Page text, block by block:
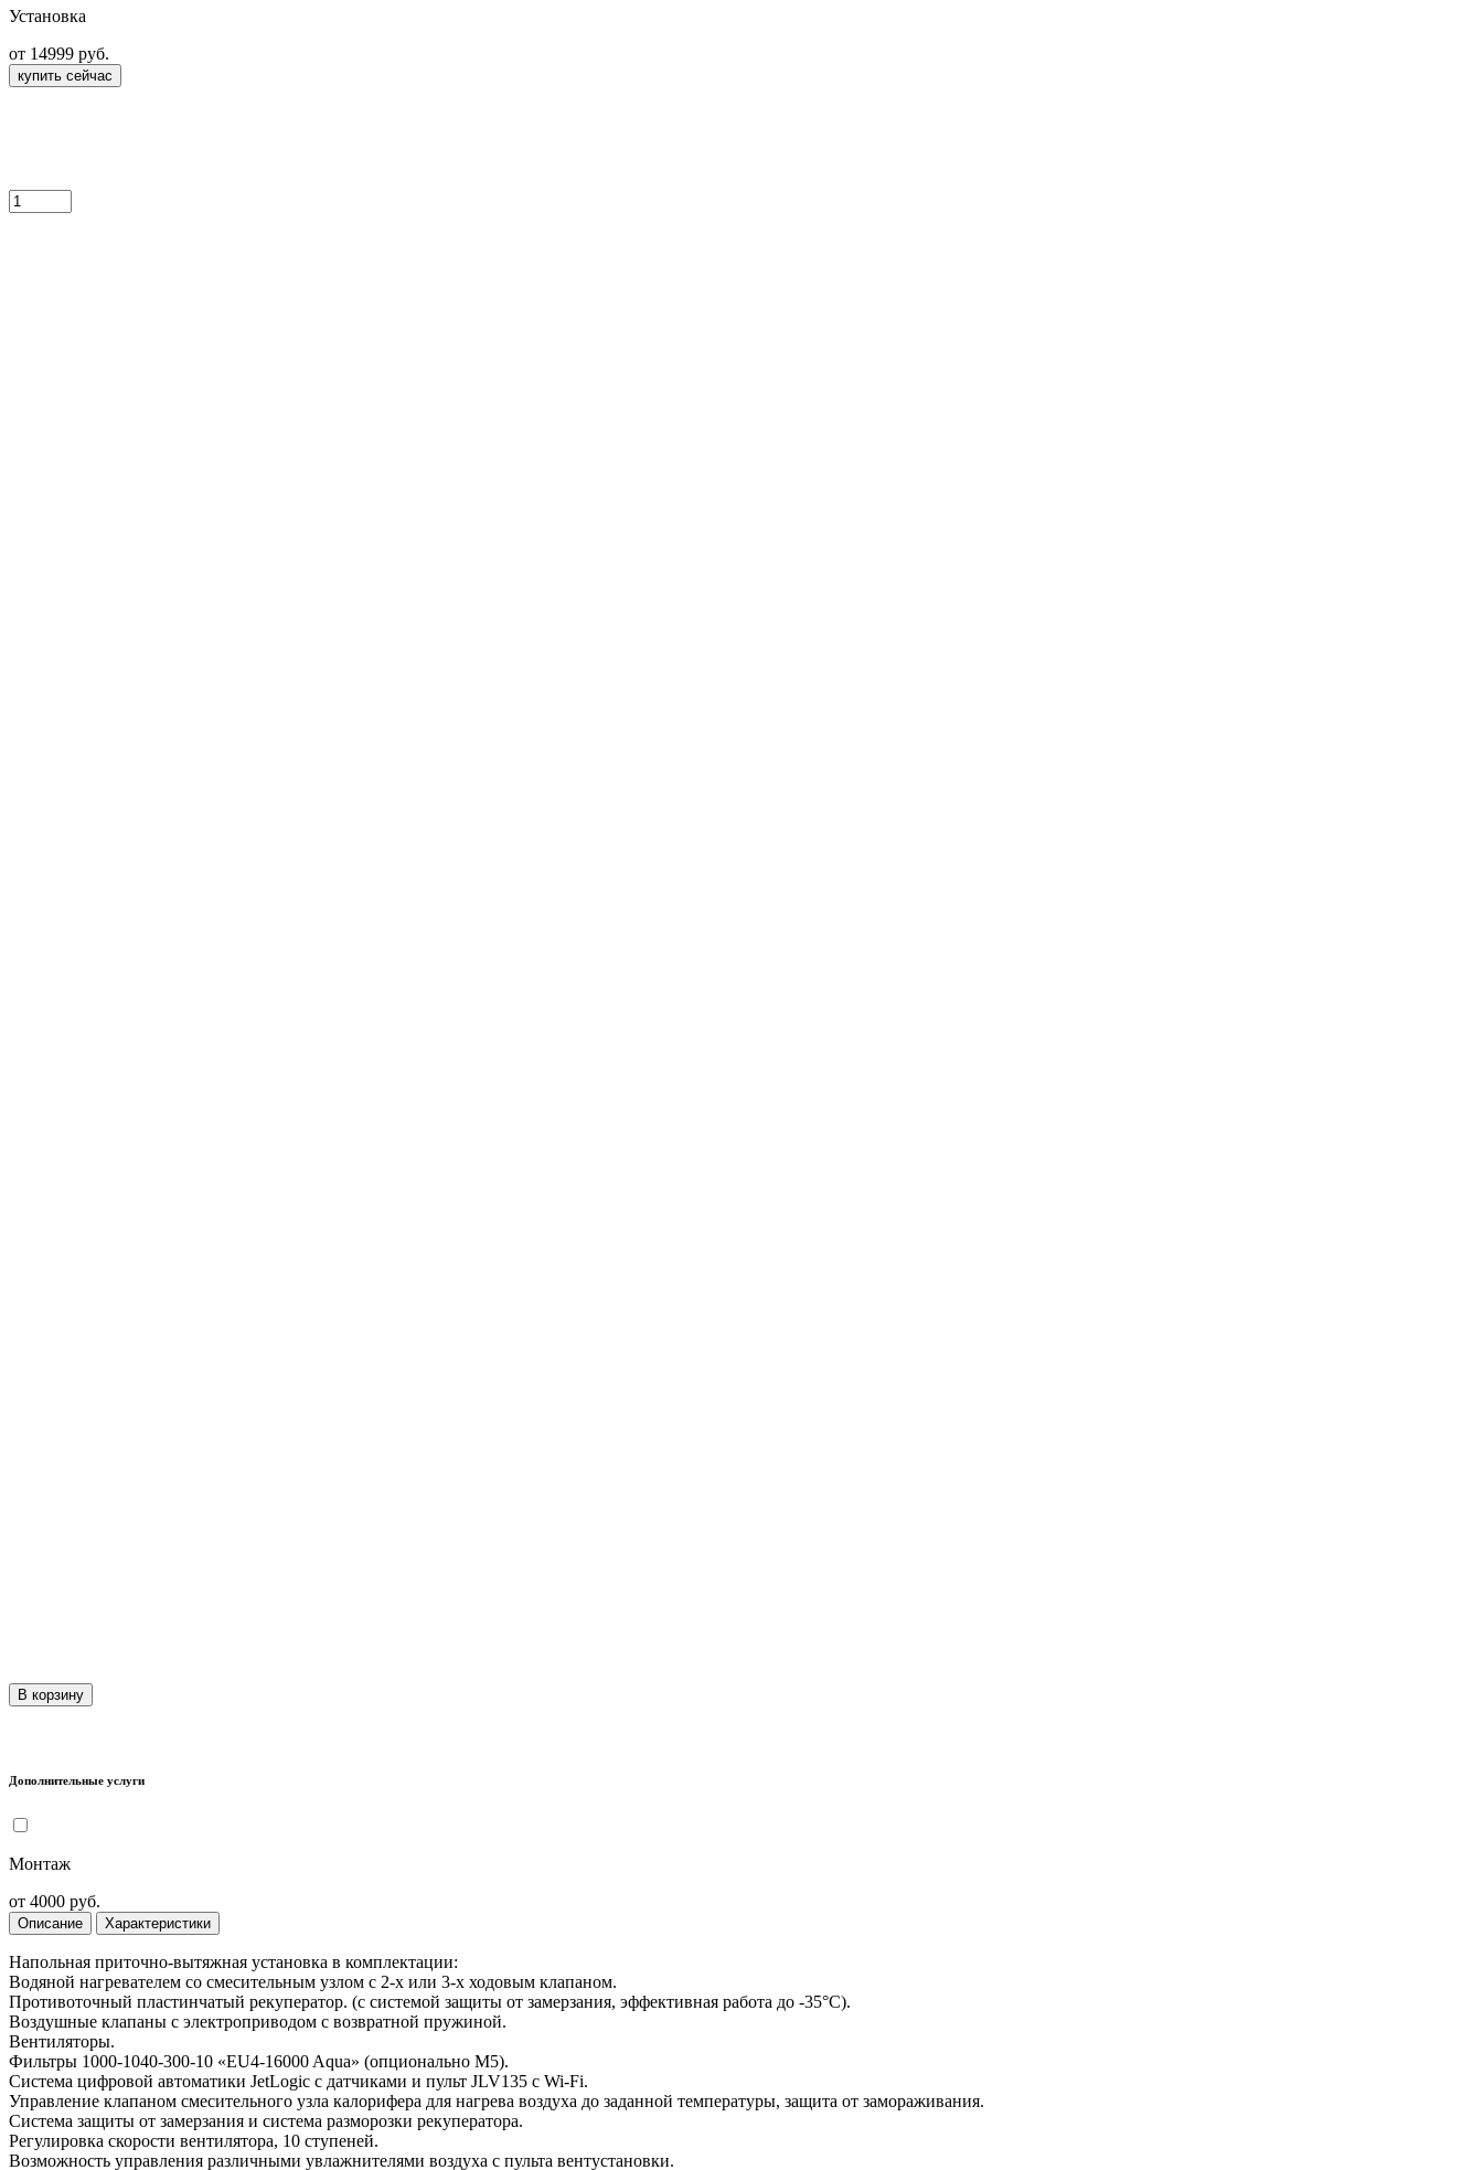
Установка
от 14999 руб.
купить сейчас
В корзину
Дополнительные услуги
Монтаж
от 4000 руб.
Описание Характеристики
Напольная приточно-вытяжная установка в комплектации:
Водяной нагревателем со смесительным узлом с 2-х или 3-х ходовым клапаном.
Противоточный пластинчатый рекуператор. (с системой защиты от замерзания, эффективная работа до -35°С).
Воздушные клапаны с электроприводом с возвратной пружиной.
Вентиляторы.
Фильтры 1000-1040-300-10 «EU4-16000 Aqua» (опционально M5).
Система цифровой автоматики JetLogic с датчиками и пульт JLV135 c Wi-Fi.
Управление клапаном смесительного узла калорифера для нагрева воздуха до заданной температуры, защита от замораживания.
Система защиты от замерзания и система разморозки рекуператора.
Регулировка скорости вентилятора, 10 ступеней.
Возможность управления различными увлажнителями воздуха с пульта вентустановки.